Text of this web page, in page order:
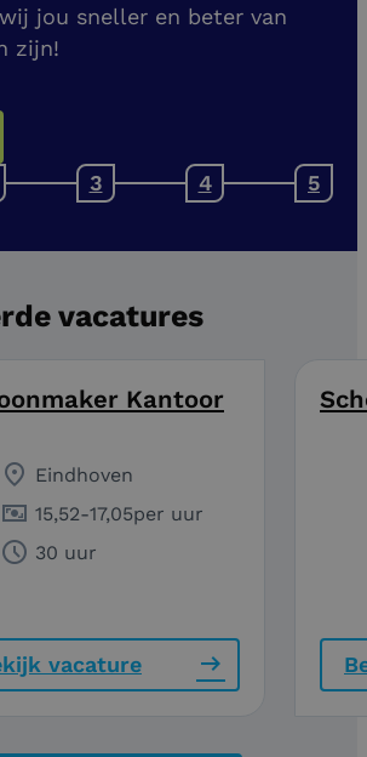
jou sneller en beter van
zijn!
vacatures
Kantoor
Eindhoven
15,52-17,05per uur
30 uur
vacature